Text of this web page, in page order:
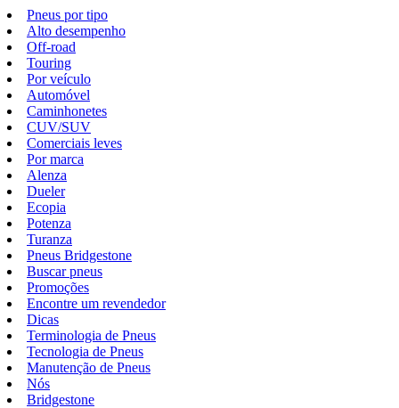
Pneus por tipo
Alto desempenho
Off-road
Touring
Por veículo
Automóvel
Caminhonetes
CUV/SUV
Comerciais leves
Por marca
Alenza
Dueler
Ecopia
Potenza
Turanza
Pneus Bridgestone
Buscar pneus
Promoções
Encontre um revendedor
Dicas
Terminologia de Pneus
Tecnologia de Pneus
Manutenção de Pneus
Nós
Bridgestone